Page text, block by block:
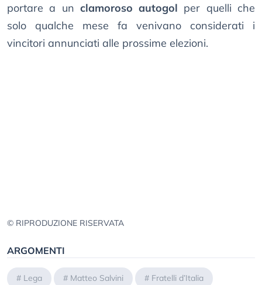
portare a un clamoroso autogol per quelli che
solo qualche mese fa venivano considerati i
vincitori annunciati alle prossime elezioni.
© RIPRODUZIONE RISERVATA
ARGOMENTI
# Lega # Matteo Salvini # Fratelli d’Italia